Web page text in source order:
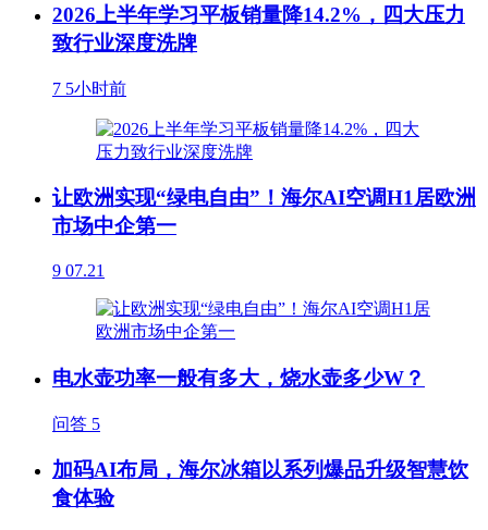
2026上半年学习平板销量降14.2%，四大压力
致行业深度洗牌
7 5小时前
让欧洲实现“绿电自由”！海尔AI空调H1居欧洲
市场中企第一
9 07.21
电水壶功率一般有多大，烧水壶多少W？
问答 5
加码AI布局，海尔冰箱以系列爆品升级智慧饮
食体验